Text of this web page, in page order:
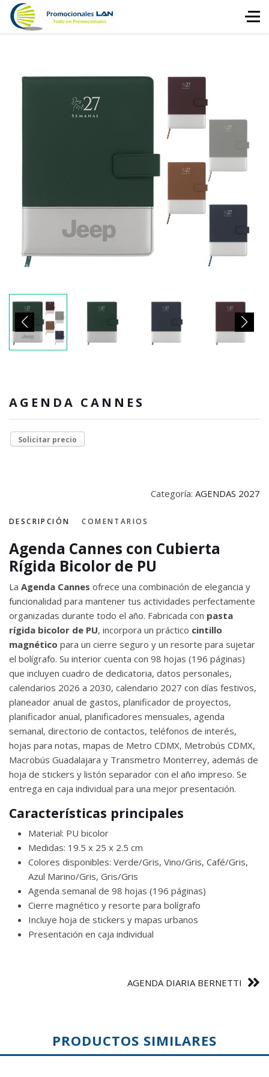
AGENDA CANNES
Solicitar precio
Categoría: AGENDAS 2027
DESCRIPCIÓN COMENTARIOS
Agenda Cannes con Cubierta
Rígida Bicolor de PU
La Agenda Cannes ofrece una combinación de elegancia y
funcionalidad para mantener tus actividades perfectamente
organizadas durante todo el año. Fabricada con pasta
rígida bicolor de PU, incorpora un práctico cintillo
magnético para un cierre seguro y un resorte para sujetar
el bolígrafo. Su interior cuenta con 98 hojas (196 páginas)
que incluyen cuadro de dedicatoria, datos personales,
calendarios 2026 a 2030, calendario 2027 con días festivos,
planeador anual de gastos, planificador de proyectos,
planificador anual, planificadores mensuales, agenda
semanal, directorio de contactos, teléfonos de interés,
hojas para notas, mapas de Metro CDMX, Metrobús CDMX,
Macrobús Guadalajara y Transmetro Monterrey, además de
hoja de stickers y listón separador con el año impreso. Se
entrega en caja individual para una mejor presentación.
Características principales
Material: PU bicolor
Medidas: 19.5 x 25 x 2.5 cm
Colores disponibles: Verde/Gris, Vino/Gris, Café/Gris,
Azul Marino/Gris, Gris/Gris
Agenda semanal de 98 hojas (196 páginas)
Cierre magnético y resorte para bolígrafo
Incluye hoja de stickers y mapas urbanos
Presentación en caja individual
AGENDA DIARIA BERNETTI
PRODUCTOS SIMILARES